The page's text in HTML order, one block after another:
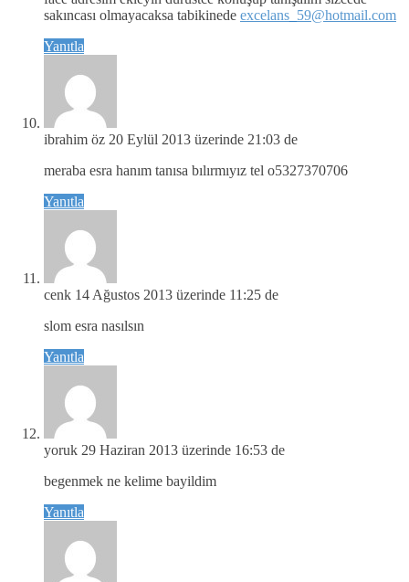
sakıncası olmayacaksa tabikinede excelans_59@hotmail.com
Yanıtla
ibrahim öz 20 Eylül 2013 üzerinde 21:03 de
meraba esra hanım tanısa bılırmıyız tel o5327370706
Yanıtla
cenk 14 Ağustos 2013 üzerinde 11:25 de
slom esra nasılsın
Yanıtla
yoruk 29 Haziran 2013 üzerinde 16:53 de
begenmek ne kelime bayildim
Yanıtla